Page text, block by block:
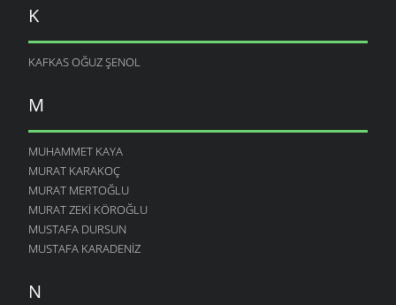
K
KAFKAS OĞUZ ŞENOL
M
MUHAMMET KAYA
MURAT KARAKOÇ
MURAT MERTOĞLU
MURAT ZEKI KÖROĞLU
MUSTAFA DURSUN
MUSTAFA KARADENIZ
N